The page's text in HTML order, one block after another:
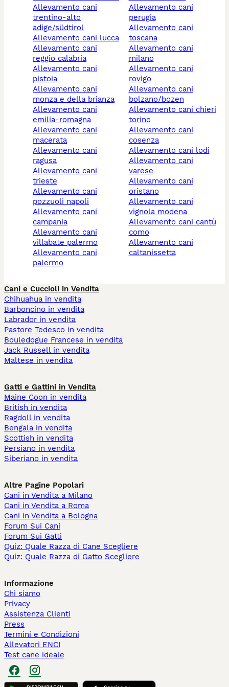
allevamento cani
trentino-alto
adige/südtirol
allevamento cani lucca
allevamento cani
reggio calabria
allevamento cani
pistoia
allevamento cani
monza e della brianza
allevamento cani
emilia-romagna
allevamento cani
macerata
allevamento cani
ragusa
allevamento cani
trieste
allevamento cani
pozzuoli napoli
allevamento cani
campania
allevamento cani
villabate palermo
allevamento cani
palermo
allevamento cani
perugia
allevamento cani
toscana
allevamento cani
milano
allevamento cani
rovigo
allevamento cani
bolzano/bozen
allevamento cani chieri
torino
allevamento cani
cosenza
allevamento cani lodi
allevamento cani
varese
allevamento cani
oristano
allevamento cani
vignola modena
allevamento cani cantù
como
allevamento cani
caltanissetta
Cani e Cuccioli in Vendita
Chihuahua in vendita
Barboncino in vendita
Labrador in vendita
Pastore Tedesco in vendita
Bouledogue Francese in vendita
Jack Russell in vendita
Maltese in vendita
Gatti e Gattini in Vendita
Maine Coon in vendita
British in vendita
Ragdoll in vendita
Bengala in vendita
Scottish in vendita
Persiano in vendita
Siberiano in vendita
Altre Pagine Popolari
Cani in Vendita a Milano
Cani in Vendita a Roma
Cani in Vendita a Bologna
Forum Sui Cani
Forum Sui Gatti
Quiz: Quale Razza di Cane Scegliere
Quiz: Quale Razza di Gatto Scegliere
Informazione
Chi siamo
Privacy
Assistenza Clienti
Press
Termini e Condizioni
Allevatori ENCI
Test cane ideale